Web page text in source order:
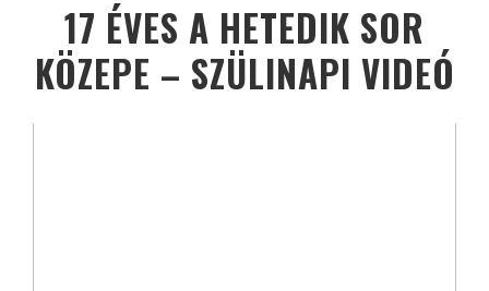
17 ÉVES A HETEDIK SOR
KÖZEPE – SZÜLINAPI VIDEÓ